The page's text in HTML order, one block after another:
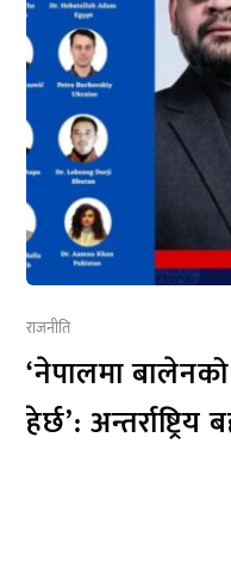
राजनीति
‘नेपालमा
हेर्छ’: